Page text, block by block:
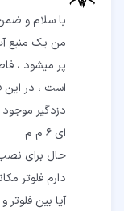
است ، در این
حال برای
دارم فلوتر
آیا بین